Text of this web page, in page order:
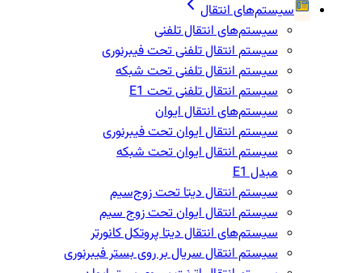
سیستم‌های انتقال
سیستم‌های انتقال تلفنی
سیستم انتقال تلفنی تحت فیبرنوری
سیستم انتقال تلفنی تحت شبکه
سیستم انتقال تلفنی تحت E1
سیستم‌های انتقال ایوان
سیستم انتقال ایوان تحت فیبرنوری
سیستم انتقال ایوان تحت شبکه
مبدل E1
سیستم انتقال دیتا تحت زوج‌سیم
سیستم انتقال ایوان تحت زوج سیم
سیستم‌های انتقال دیتا پروتکل کانورتر
سیستم انتقال سریال بر روی بستر فیبرنوری